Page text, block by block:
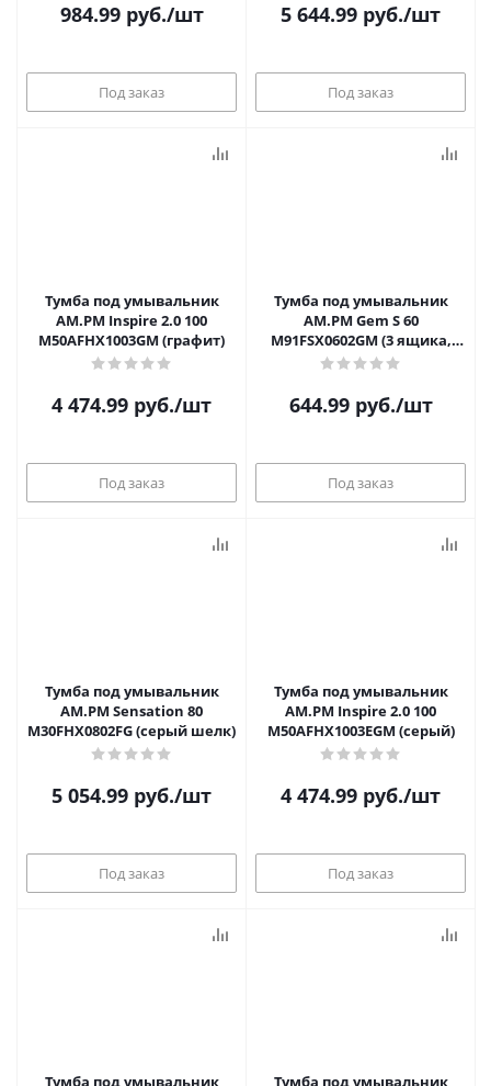
984.99руб./шт
Под заказ
5 644.99 руб./шт
Под заказ
Тумба под умывальник
AM.PM Inspire 2.0 100
M50AFHX1003GM (графит)
4 474.99 руб./шт
Под заказ
Тумба под умывальник
AM.PM Gem S 60
M91FSX0602GM (3 ящика,
графит)
644.99руб./шт
Под заказ
Тумба под умывальник
AM.PM Sensation 80
M30FHX0802FG (серый шелк)
5 054.99 руб./шт
Под заказ
Тумба под умывальник
AM.PM Inspire 2.0 100
M50AFHX1003EGM (серый)
4 474.99 руб./шт
Под заказ
Тумба под умывальник Тумба под умывальник